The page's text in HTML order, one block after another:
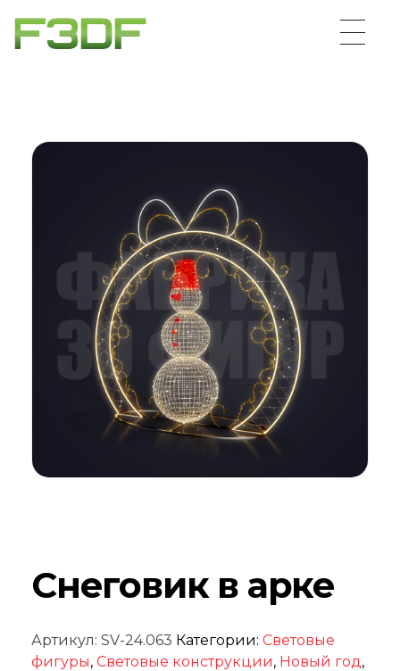
Снеговик в арке
Артикул: SV-24.063 Категории: Световые
фигуры, Световые конструкции, Новый год ,